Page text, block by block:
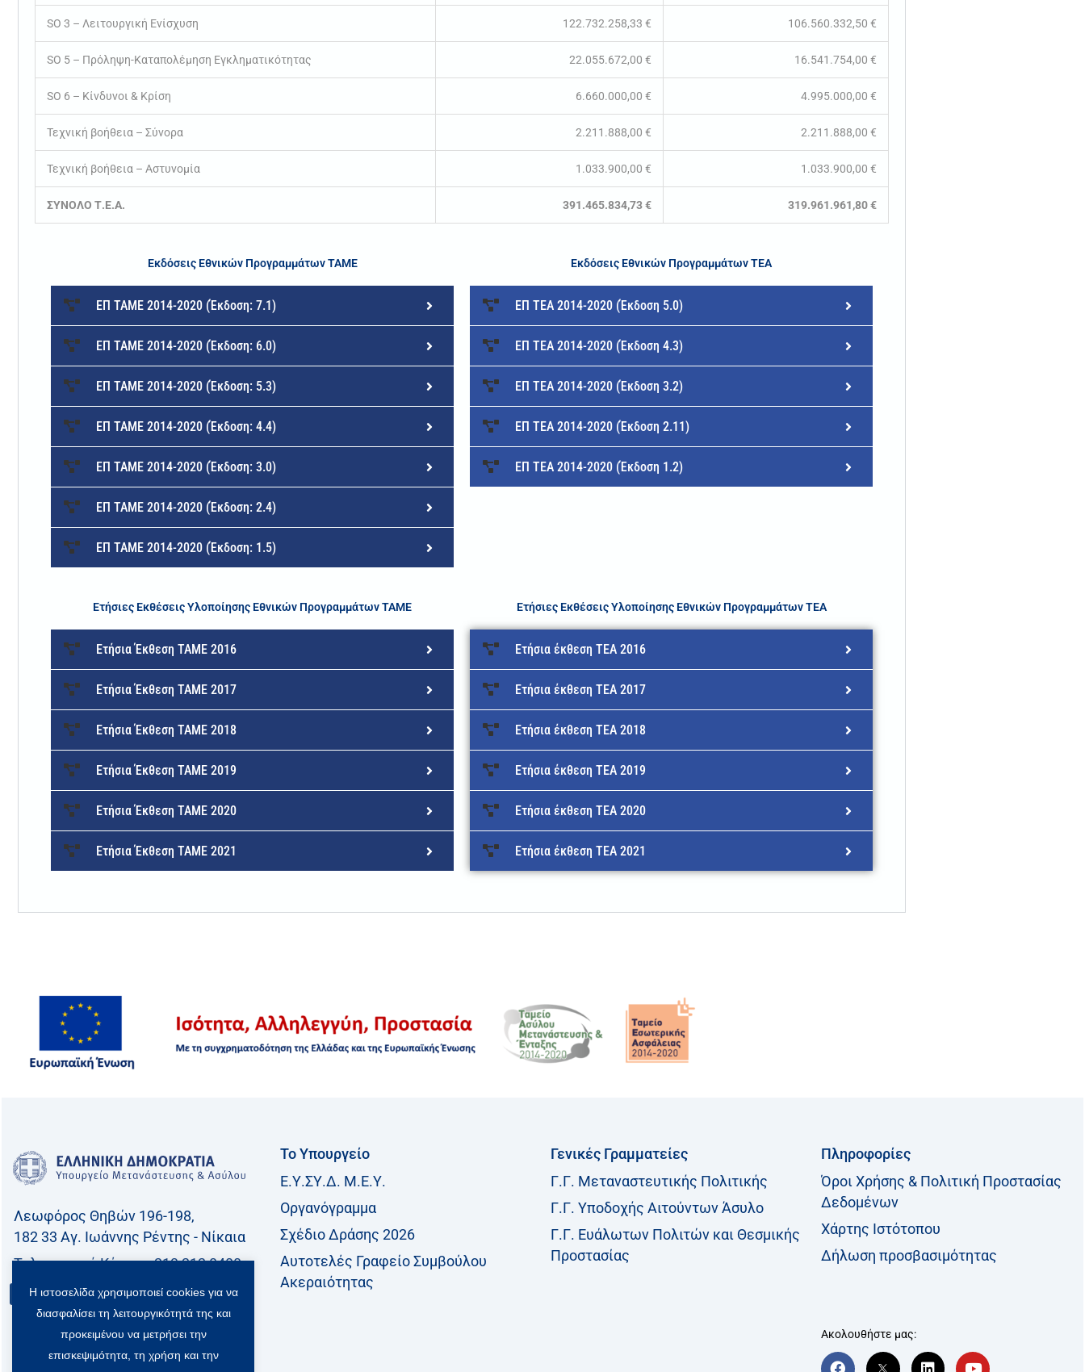
SO 3 – Λειτουργική Ενίσχυση 122.732.258,33 € 106.560.332,50 €
SO 5 – Πρόληψη-Καταπολέμηση Εγκληματικότητας 22.055.672,00 € 16.541.754,00 €
SO 6 – Κίνδυνοι & Κρίση 6.660.000,00 € 4.995.000,00 €
Τεχνική βοήθεια – Σύνορα 2.211.888,00 € 2.211.888,00 €
Τεχνική βοήθεια – Αστυνομία 1.033.900,00 € 1.033.900,00 €
ΣΥΝΟΛΟ Τ.Ε.Α. 391.465.834,73 € 319.961.961,80 €
Εκδόσεις Εθνικών Προγραμμάτων ΤΑΜΕ
ΕΠ ΤΑΜΕ 2014-2020 (Έκδοση: 7.1)
ΕΠ ΤΑΜΕ 2014-2020 (Έκδοση: 6.0)
ΕΠ ΤΑΜΕ 2014-2020 (Έκδοση: 5.3)
ΕΠ ΤΑΜΕ 2014-2020 (Έκδοση: 4.4)
ΕΠ ΤΑΜΕ 2014-2020 (Έκδοση: 3.0)
ΕΠ ΤΑΜΕ 2014-2020 (Έκδοση: 2.4)
ΕΠ ΤΑΜΕ 2014-2020 (Έκδοση: 1.5)
Εκδόσεις Εθνικών Προγραμμάτων ΤΕΑ
ΕΠ ΤΕΑ 2014-2020 (Έκδοση 5.0)
ΕΠ ΤΕΑ 2014-2020 (Έκδοση 4.3)
ΕΠ ΤΕΑ 2014-2020 (Έκδοση 3.2)
ΕΠ ΤΕΑ 2014-2020 (Έκδοση 2.11)
ΕΠ ΤΕΑ 2014-2020 (Έκδοση 1.2)
Ετήσιες Εκθέσεις Υλοποίησης Εθνικών Προγραμμάτων ΤΑΜΕ
Ετήσια Έκθεση ΤΑΜΕ 2016
Ετήσια Έκθεση ΤΑΜΕ 2017
Ετήσια Έκθεση ΤΑΜΕ 2018
Ετήσια Έκθεση ΤΑΜΕ 2019
Ετήσια Έκθεση ΤΑΜΕ 2020
Ετήσια Έκθεση ΤΑΜΕ 2021
Ετήσιες Εκθέσεις Υλοποίησης Εθνικών Προγραμμάτων ΤΕΑ
Ετήσια έκθεση ΤΕΑ 2016
Ετήσια έκθεση ΤΕΑ 2017
Ετήσια έκθεση ΤΕΑ 2018
Ετήσια έκθεση ΤΕΑ 2019
Ετήσια έκθεση ΤΕΑ 2020
Ετήσια έκθεση ΤΕΑ 2021
Λεωφόρος Θηβών 196-198,
182 33 Aγ. Ιωάννης Ρέντης - Νίκαια
Τηλεφωνικό Kέντρο: 213 212 8400
Επικοινωνία
Το Υπουργείο
Ε.Υ.ΣΥ.Δ. Μ.Ε.Υ.
Οργανόγραμμα
Σχέδιο Δράσης 2026
Αυτοτελές Γραφείο Συμβούλου
Ακεραιότητας
Γενικές Γραμματείες
Γ.Γ. Μεταναστευτικής Πολιτικής
Γ.Γ. Υποδοχής Αιτούντων Άσυλο
Γ.Γ. Ευάλωτων Πολιτών και Θεσμικής
Προστασίας
Πληροφορίες
Όροι Χρήσης & Πολιτική Προστασίας
Δεδομένων
Χάρτης Ιστότοπου
Δήλωση προσβασιμότητας
Ακολουθήστε μας:
F T L Y
Η ιστοσελίδα χρησιμοποιεί cookies για να
διασφαλίσει τη λειτουργικότητά της και
προκειμένου να μετρήσει την
επισκεψιμότητα, τη χρήση και την